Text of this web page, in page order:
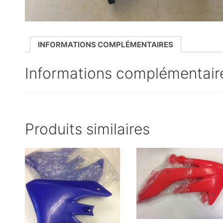
INFORMATIONS COMPLÉMENTAIRES
Informations
Produits similaires